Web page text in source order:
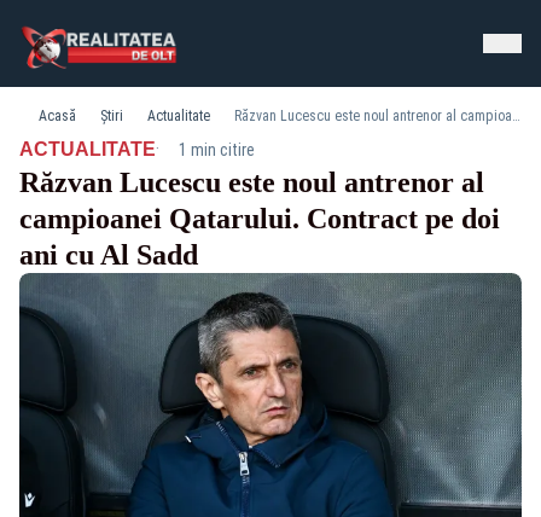
Acasă Știri Actualitate Răzvan Lucescu este noul antrenor al campioanei Qatarului. Contract pe doi ani cu Al Sadd
ACTUALITATE· 1 min citire
Răzvan Lucescu este noul antrenor al
campioanei Qatarului. Contract pe doi
ani cu Al Sadd